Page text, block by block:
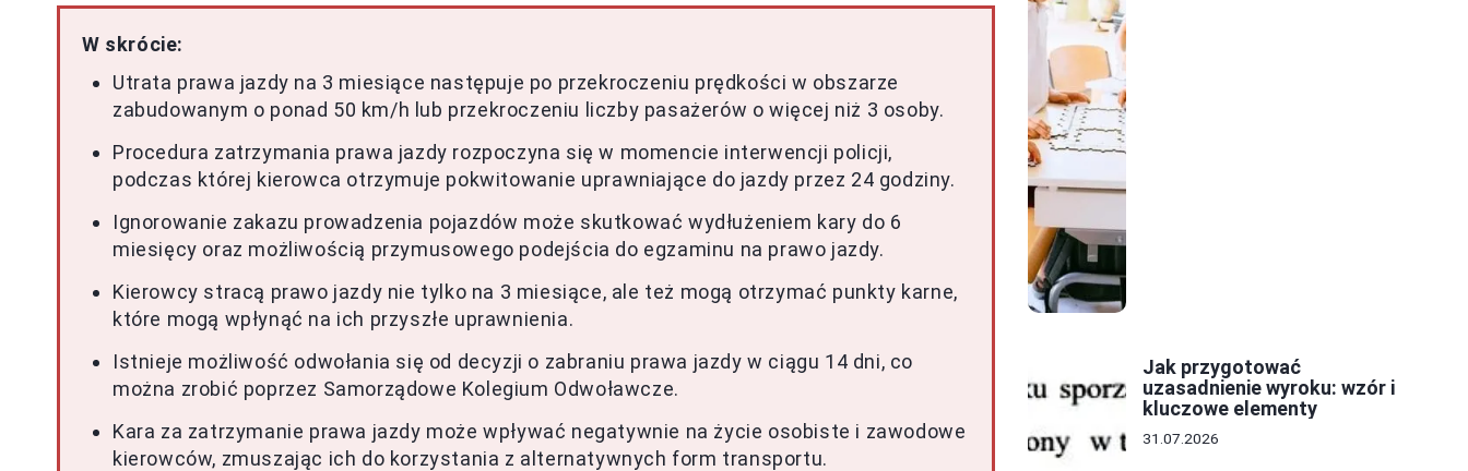
W skrócie:
Utrata prawa jazdy na 3 miesiące następuje po przekroczeniu prędkości w obszarze
zabudowanym o ponad 50 km/h lub przekroczeniu liczby pasażerów o więcej niż 3 osoby.
Procedura zatrzymania prawa jazdy rozpoczyna się w momencie interwencji policji,
podczas której kierowca otrzymuje pokwitowanie uprawniające do jazdy przez 24 godziny.
Ignorowanie zakazu prowadzenia pojazdów może skutkować wydłużeniem kary do 6
miesięcy oraz możliwością przymusowego podejścia do egzaminu na prawo jazdy.
Kierowcy stracą prawo jazdy nie tylko na 3 miesiące, ale też mogą otrzymać punkty karne,
które mogą wpłynąć na ich przyszłe uprawnienia.
Istnieje możliwość odwołania się od decyzji o zabraniu prawa jazdy w ciągu 14 dni, co
można zrobić poprzez Samorządowe Kolegium Odwoławcze.
Kara za zatrzymanie prawa jazdy może wpływać negatywnie na życie osobiste i zawodowe
kierowców, zmuszając ich do korzystania z alternatywnych form transportu.
Jak przygotować
uzasadnienie wyroku: wzór i
kluczowe elementy
31.07.2026